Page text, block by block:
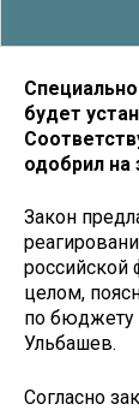
будет
одобрил на
Закон
российской
целом,
по
Ульбашев.
Согласно